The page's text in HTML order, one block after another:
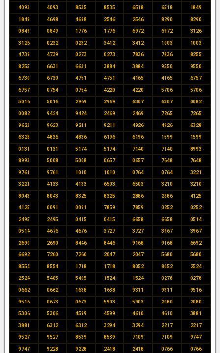
4093 4093 8535 8535 6518 6518 1849
1849 4698 4698 2546 2546 8290 8290
0849 0849 1776 1776 6972 6972 3126
3126 0232 0232 3412 3412 1003 1003
4739 4739 0273 0273 7836 7836 8255
8255 6631 6631 3884 3884 9550 9550
6730 6730 4751 4751 4165 4165 6757
6757 0754 0754 4220 4220 5706 5706
5016 5016 2969 2969 6307 6307 0082
0082 9424 9424 2469 2469 7265 7265
9623 9623 9211 9211 4926 4926 6328
6328 4836 4836 6196 6196 1599 1599
0131 0131 5174 5174 7140 7140 8993
8993 5008 5008 0657 0657 7648 7648
9761 9761 1010 1010 0764 0764 3221
3221 4133 4133 6503 6503 3210 3210
8043 8043 8325 8325 2886 2886 4125
4125 0091 0091 7859 7859 0252 0252
2495 2495 0415 0415 6658 6658 0514
0514 4676 4676 3727 3727 3967 3967
2690 2690 8446 8446 9168 9168 6692
6692 7260 7260 2047 2047 5680 5680
8554 8554 1718 1718 8052 8052 2524
2524 5405 5405 1524 1524 0278 0278
0662 0662 1638 1638 9311 9311 9516
9516 0673 0673 5903 5903 2080 2080
5306 5306 4599 4599 4610 4610 3881
3881 6312 6312 3294 3294 2217 2217
9527 9527 8539 8539 7109 7109 9747
9747 9228 9228 2418 2418 0766 0766